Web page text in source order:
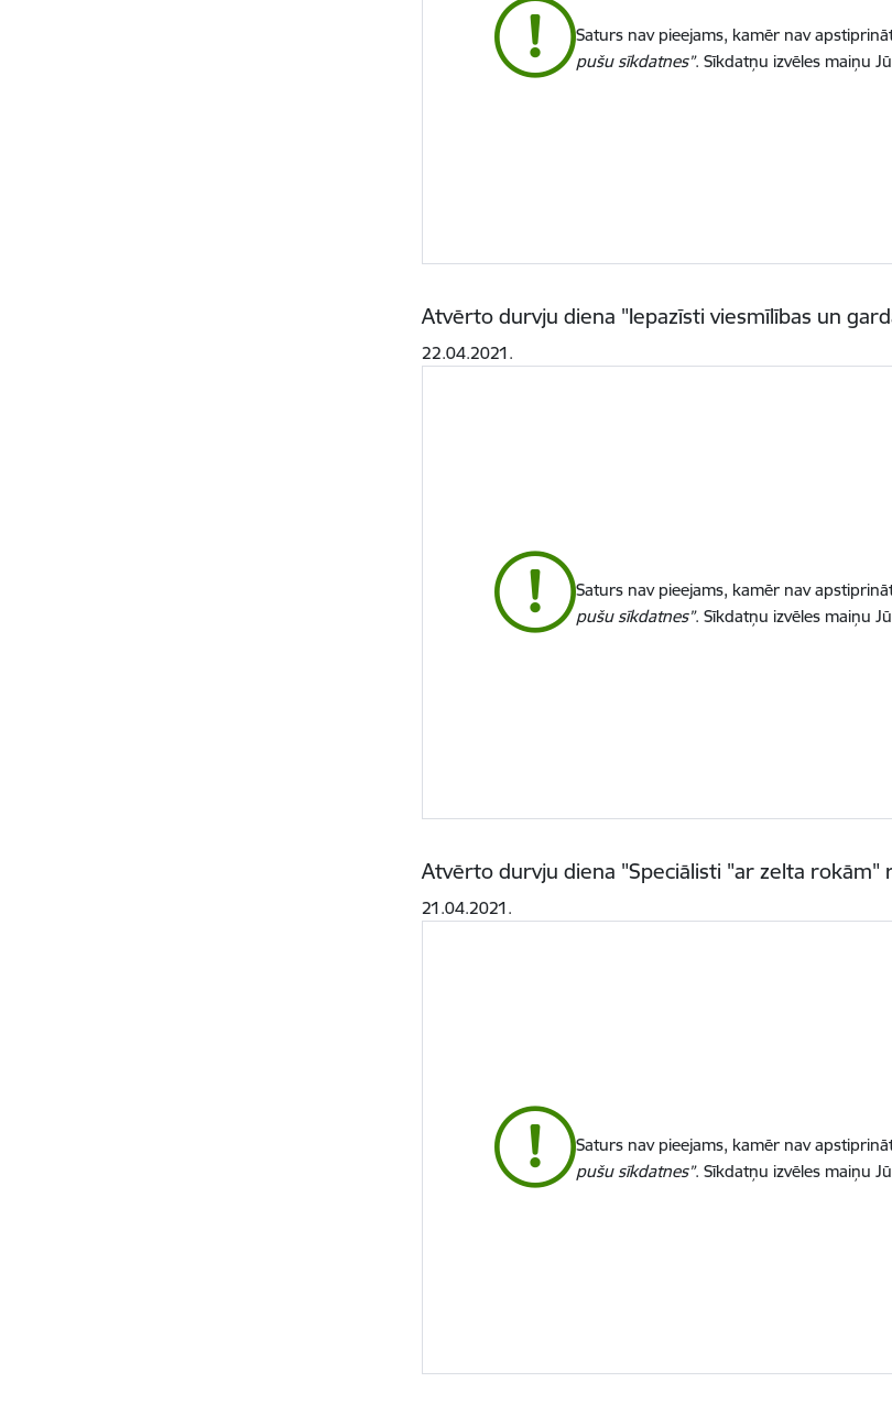
Saturs nav pieejams, kamēr nav
pušu sīkdatnes”. Sīkdatņu izvēles maiņu
Atvērto durvju diena "Iepazīsti viesmīlības un
22.04.2021.
Saturs nav pieejams, kamēr nav
pušu sīkdatnes”. Sīkdatņu izvēles maiņu
Atvērto durvju diena "Speciālisti "ar zelta rokām"
21.04.2021.
Saturs nav pieejams, kamēr nav
pušu sīkdatnes”. Sīkdatņu izvēles maiņu